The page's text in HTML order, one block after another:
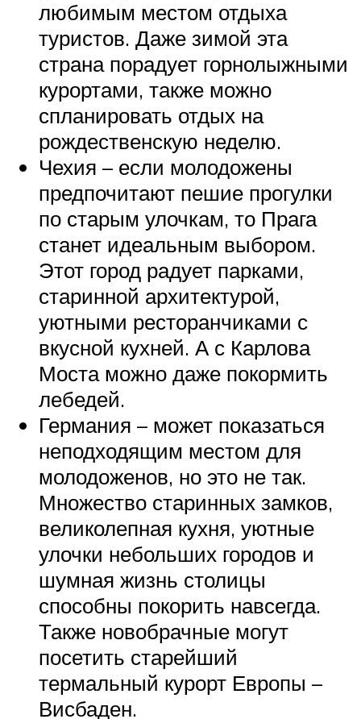
любимым местом отдыха
туристов. Даже зимой эта
страна порадует горнолыжными
курортами, также можно
спланировать отдых на
рождественскую неделю.
Чехия – если молодожены
предпочитают пешие прогулки
по старым улочкам, то Прага
станет идеальным выбором.
Этот город радует парками,
старинной архитектурой,
уютными ресторанчиками с
вкусной кухней. А с Карлова
Моста можно даже покормить
лебедей.
Германия – может показаться
неподходящим местом для
молодоженов, но это не так.
Множество старинных замков,
великолепная кухня, уютные
улочки небольших городов и
шумная жизнь столицы
способны покорить навсегда.
Также новобрачные могут
посетить старейший
термальный курорт Европы –
Висбаден.